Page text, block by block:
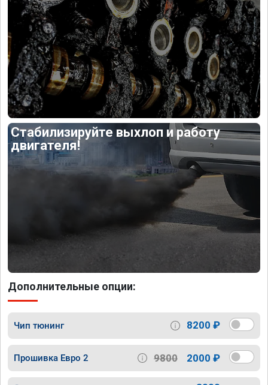
Стабилизируйте выхлоп и работу
двигателя!
Дополнительные опции:
Чип тюнинг 8200 ₽
Прошивка Евро 2 9800 2000 ₽